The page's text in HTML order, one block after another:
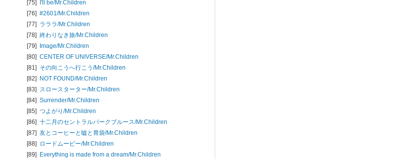
[75] I'll be/Mr.Children
[76] #2601/Mr.Children
[77] ラララ/Mr.Children
[78] 終わりなき旅/Mr.Children
[79] Image/Mr.Children
[80] CENTER OF UNIVERSE/Mr.Children
[81] その向こうへ行こう/Mr.Children
[82] NOT FOUND/Mr.Children
[83] スロースターター/Mr.Children
[84] Surrender/Mr.Children
[85] つよがり/Mr.Children
[86] 十二月のセントラルパークブルース/Mr.Children
[87] 友とコーヒーと嘘と胃袋/Mr.Children
[88] ロードムービー/Mr.Children
[89] Everything is made from a dream/Mr.Children